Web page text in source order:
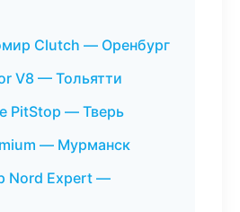
Clutch — Оренбург
V8 — Тольятти
PitStop — Тверь
— Мурманск
Nord Expert —